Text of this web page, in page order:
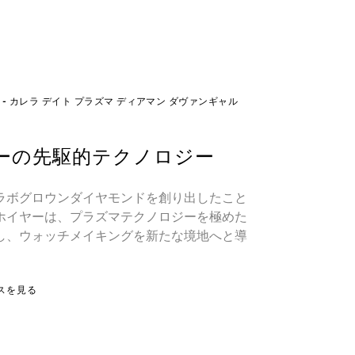
カレラ デイト プラズマ ディアマン ダヴァンギャル
の先駆的テクノロジー
ボグロウンダイヤモンドを創り出したこと
イヤーは、プラズマテクノロジーを極めた
、ウォッチメイキングを新たな境地へと導
を見る